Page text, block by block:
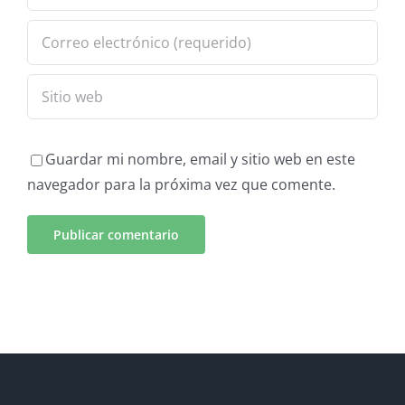
Guardar mi nombre, email y sitio web en este
navegador para la próxima vez que comente.